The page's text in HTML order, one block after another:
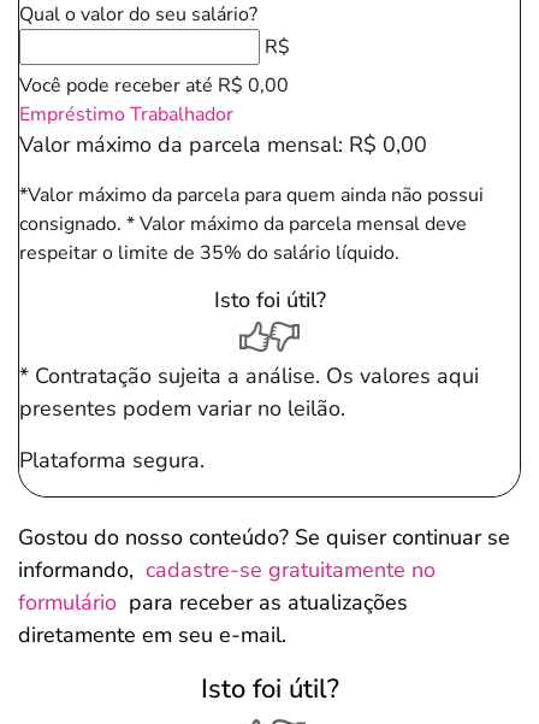
Qual o valor do seu salário?
R$
Você pode receber até R$ 0,00
Empréstimo Trabalhador
Valor máximo da parcela mensal: R$ 0,00
*Valor máximo da parcela para quem ainda não possui
consignado. * Valor máximo da parcela mensal deve
respeitar o limite de 35% do salário líquido.
Isto foi útil?
* Contratação sujeita a análise. Os valores aqui
presentes podem variar no leilão.
Plataforma segura.
Gostou do nosso conteúdo? Se quiser continuar se
informando, cadastre-se gratuitamente no
formulário para receber as atualizações
diretamente em seu e-mail.
Isto foi útil?